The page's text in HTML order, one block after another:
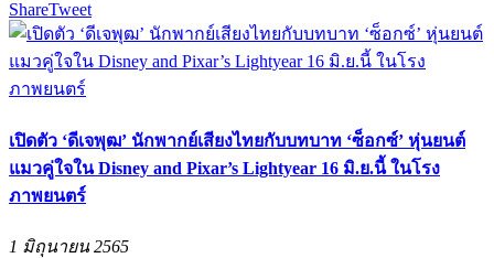
ShareTweet
เปิดตัว ‘ดีเจพุฒ’ นักพากย์เสียงไทยกับบทบาท ‘ซ็อกซ์’ หุ่นยนต์
แมวคู่ใจใน Disney and Pixar’s Lightyear 16 มิ.ย.นี้ ในโรง
ภาพยนตร์
1 มิถุนายน 2565